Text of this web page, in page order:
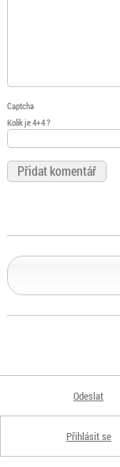
Captcha
Kolik je 4+4 ?
Odeslat
Přihlásit se